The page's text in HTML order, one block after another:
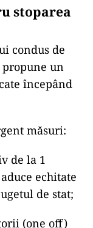
stoparea
condus de
un
începând
măsuri:
de la 1
echitate
de stat;
(one off)